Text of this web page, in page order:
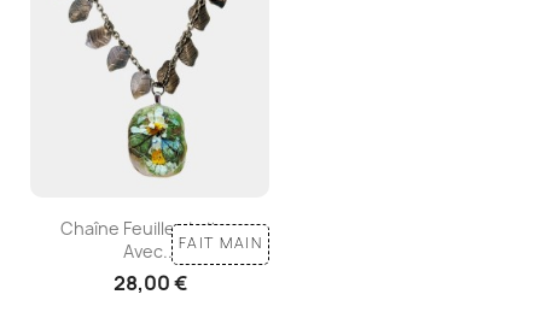
Chaîne Feuilles Laiton
Avec...
28,00 €
FAIT MAIN